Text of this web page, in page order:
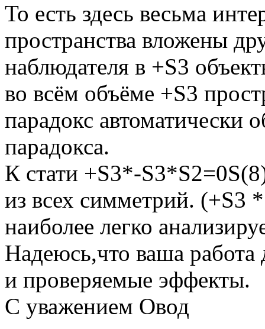
То есть здесь весьма
пространства вложены
наблюдателя в +S3
во всём объёме +S3
парадокс автоматически
парадокса.
К стати +S3*-
из всех симметрий. (+S3
наиболее легко
Надеюсь,что ваша
и проверяемые эффекты.
С уважением Овод